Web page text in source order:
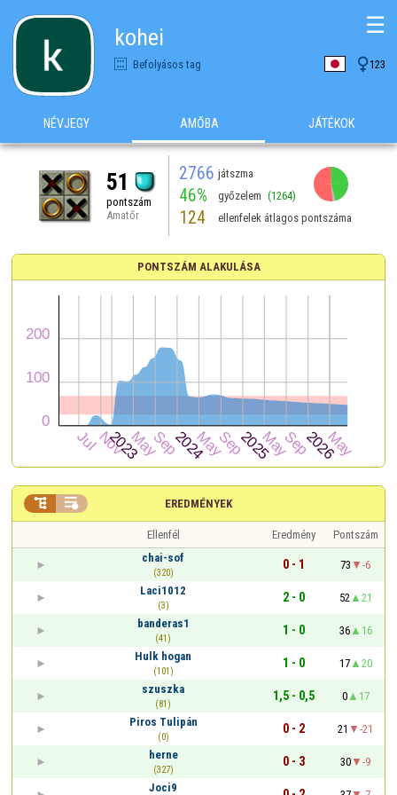
kohei
Befolyásos tag 123
☰
NÉVJEGY AMŐBA JÁTÉKOK
51
pontszám
Amatőr
2766 játszma
46% győzelem (1264)
124 ellenfelek átlagos pontszáma
PONTSZÁM ALAKULÁSA
EREDMÉNYEK
 
Ellenfél Eredmény
Pontszám
chai-sof
(320)
0 - 1 73
-6
Laci1012
(3)
2 - 0 52
21
banderas1
(41)
1 - 0 36
16
Hulk hogan
(101)
1 - 0 17
20
szuszka
(81)
1,5 - 0,5 0
17
Piros Tulipán
(0)
0 - 2 21
-21
herne
(327)
0 - 3 30
-9
Joci9